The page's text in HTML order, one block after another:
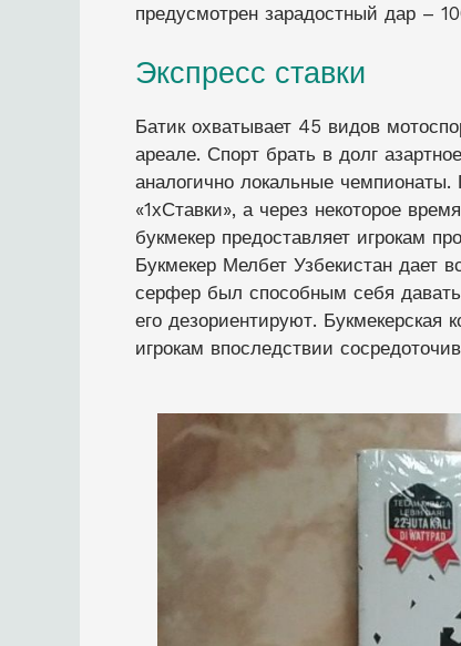
предусмотрен зарадостный дар –
Экспресс ставки
Батик охватывает 45 видов
ареале. Спорт брать в долг
аналогично локальные чемпионаты.
«1хСтавки», а через некоторое
букмекер предоставляет игрокам
Букмекер Мелбет Узбекистан дает
серфер был способным себя
его дезориентируют.
игрокам впоследствии